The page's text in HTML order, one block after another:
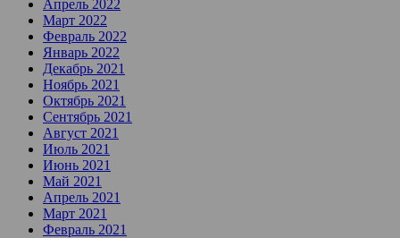
Апрель 2022
Март 2022
Февраль 2022
Январь 2022
Декабрь 2021
Ноябрь 2021
Октябрь 2021
Сентябрь 2021
Август 2021
Июль 2021
Июнь 2021
Май 2021
Апрель 2021
Март 2021
Февраль 2021